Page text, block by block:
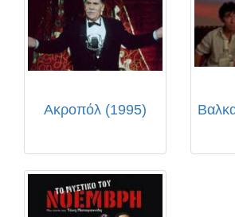
Ακροπόλ (1995)